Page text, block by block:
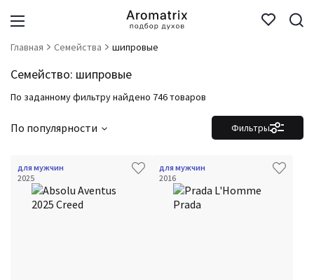
Главная Семейства шипровые
Семейство: шипровые
По заданному фильтру найдено 746 товаров
Фильтры
По популярности
для мужчин
2025
для мужчин
2016